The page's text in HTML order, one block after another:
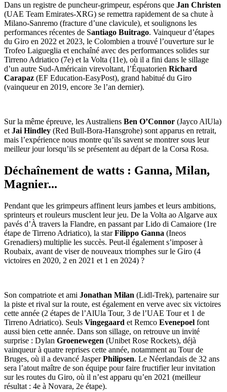
Dans un registre de puncheur-grimpeur, espérons que Jan Christen
(UAE Team Emirates-XRG) se remettra rapidement de sa chute à
Milano-Sanremo (fracture d’une clavicule), et soulignons les
performances récentes de Santiago Buitrago. Vainqueur d’étapes
du Giro en 2022 et 2023, le Colombien a trouvé l’ouverture sur le
Trofeo Laigueglia et enchaîné avec des performances solides sur
Tirreno Adriatico (7e) et la Volta (11e), où il a fini dans le sillage
d’un autre Sud-Américain virevoltant, l’Équatorien Richard
Carapaz (EF Education-EasyPost), grand habitué du Giro
(vainqueur en 2019, encore 3e l’an dernier).
Sur la même épreuve, les Australiens Ben O’Connor (Jayco AlUla)
et Jai Hindley (Red Bull-Bora-Hansgrohe) sont apparus en retrait,
mais l’expérience nous montre qu’ils savent se montrer sous leur
meilleur jour lorsqu’ils se présentent au départ de la Corsa Rosa.
Déchaînement de watts : Ganna, Milan,
Magnier...
Pendant que les grimpeurs affinent leurs jambes et leurs ambitions,
sprinteurs et rouleurs musclent leur jeu. De la Volta ao Algarve aux
pavés d’À travers la Flandre, en passant par Lido di Camaiore (1re
étape de Tirreno Adriatico), la starFilippo Ganna (Ineos
Grenadiers) multiplie les succès. Peut-il également s’imposer à
Roubaix, avant de viser de nouveaux triomphes sur le Giro (4
victoires en 2020, 2 en 2021 et 1 en 2024) ?
Son compatriote et ami Jonathan Milan (Lidl-Trek), partenaire sur
la piste et rival sur la route, est également en verve avec six victoires
cette année (2 étapes de l’AlUla Tour, 3 de l’UAE Tour et 1 de
Tirreno Adriatico). Seuls Vingegaard et Remco Evenepoel font
aussi bien cette année. Dans son sillage, on retrouve un invité
surprise : Dylan Groenewegen (Unibet Rose Rockets), déjà
vainqueur à quatre reprises cette année, notamment au Tour de
Bruges, où il a devancé JasperPhilipsen. Le Néerlandais de 32 ans
sera l’atout maître de son équipe pour faire fructifier leur invitation
sur les routes du Giro, où il n’est apparu qu’en 2021 (meilleur
résultat : 4e à Novara, 2e étape).